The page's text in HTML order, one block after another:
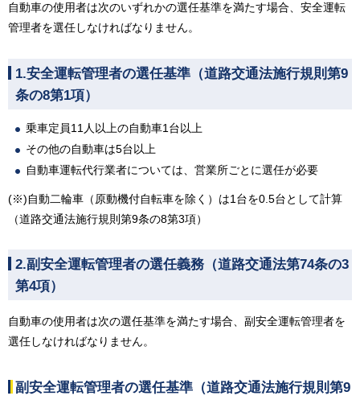
自動車の使用者は次のいずれかの選任基準を満たす場合、安全運転
管理者を選任しなければなりません。
1.安全運転管理者の選任基準（道路交通法施行規則第9
条の8第1項）
乗車定員11人以上の自動車1台以上
その他の自動車は5台以上
自動車運転代行業者については、営業所ごとに選任が必要
(※)自動二輪車（原動機付自転車を除く）は1台を0.5台として計算
（道路交通法施行規則第9条の8第3項）
2.副安全運転管理者の選任義務（道路交通法第74条の3
第4項）
自動車の使用者は次の選任基準を満たす場合、副安全運転管理者を
選任しなければなりません。
副安全運転管理者の選任基準（道路交通法施行規則第9